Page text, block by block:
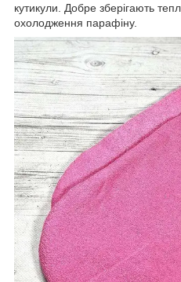
кутикули. Добре зберігають
охолодження парафіну.